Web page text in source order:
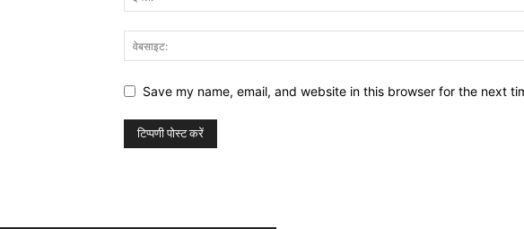
Save my name, email, and website in this browser for the next